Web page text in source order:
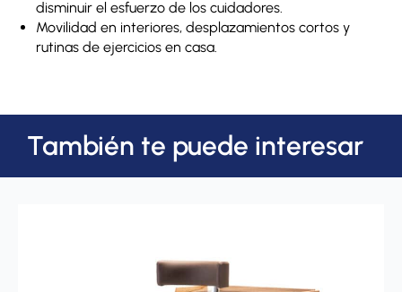
disminuir el esfuerzo de los cuidadores.
Movilidad en interiores, desplazamientos cortos y
rutinas de ejercicios en casa.
También te puede interesar